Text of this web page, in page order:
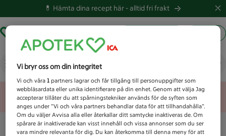
💊 Hämta dina recept här -alltid fri frakt
Vad letar du efter idag?
Unknown error
Vi bryr oss om din integritet
Vi och våra1 partners lagrar och får tillgång till personuppgifter som
webbläsardata eller unika identifierare på din enhet. Genom att välja Jag
accepterar tillåter du att spårningstekniker används för de syften som
anges under ”Vi och våra partners behandlar data för att tillhandahålla”.
Om du väljer Avvisa alla eller återkallar ditt samtycke inaktiveras de. Om
spårare är inaktiverade kan visst innehåll och vissa annonser som du ser
vara mindre relevanta för dig. Du kan återkomma till denna meny för att